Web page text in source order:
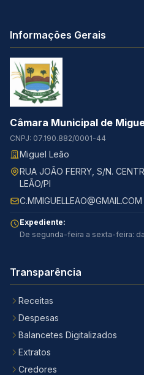
Informações Gerais
Câmara Municipal de
CNPJ: 07.190.882/0001-44
Miguel Leão
RUA JOÃO FERRY, S/N.
LEÃO/PI
C.MMIGUELLEAO@GMAIL.COM
Expediente:
De segunda-feira a sexta-feira:
Transparência
Receitas
Despesas
Balancetes Digitalizados
Extratos
Credores